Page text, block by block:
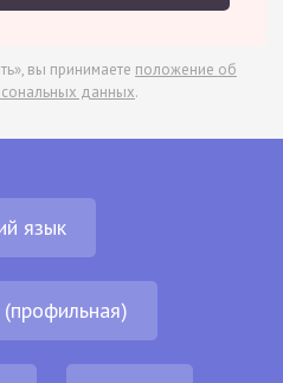
вы принимаете положение об
данных.
язык